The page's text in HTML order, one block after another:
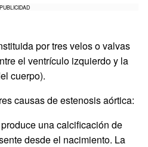
PUBLICIDAD
por tres velos o valvas
el ventrículo izquierdo y la
cuerpo).
causas de estenosis aórtica:
una calcificación de
desde el nacimiento. La